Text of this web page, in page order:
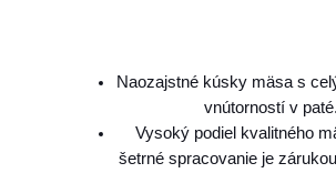
t
h
r
&
Naozajstné kúsky mäsa s
vnútorností v paté.
Vysoký podiel kvalitného
šetrné spracovanie je